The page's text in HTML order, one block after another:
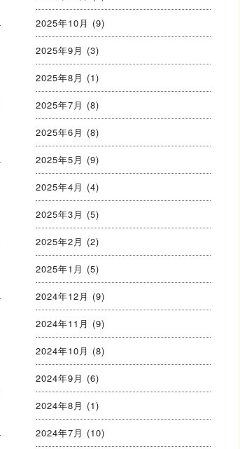
2025年10月 (9)
2025年9月 (3)
2025年8月 (1)
2025年7月 (8)
2025年6月 (8)
2025年5月 (9)
2025年4月 (4)
2025年3月 (5)
2025年2月 (2)
2025年1月 (5)
2024年12月 (9)
2024年11月 (9)
2024年10月 (8)
2024年9月 (6)
2024年8月 (1)
2024年7月 (10)